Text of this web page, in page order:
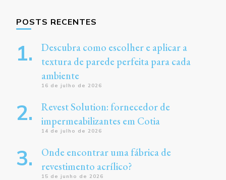
POSTS RECENTES
Descubra como escolher e aplicar a
textura de parede perfeita para cada
ambiente
16 de julho de 2026
Revest Solution: fornecedor de
impermeabilizantes em Cotia
14 de julho de 2026
Onde encontrar uma fábrica de
revestimento acrílico?
15 de junho de 2026